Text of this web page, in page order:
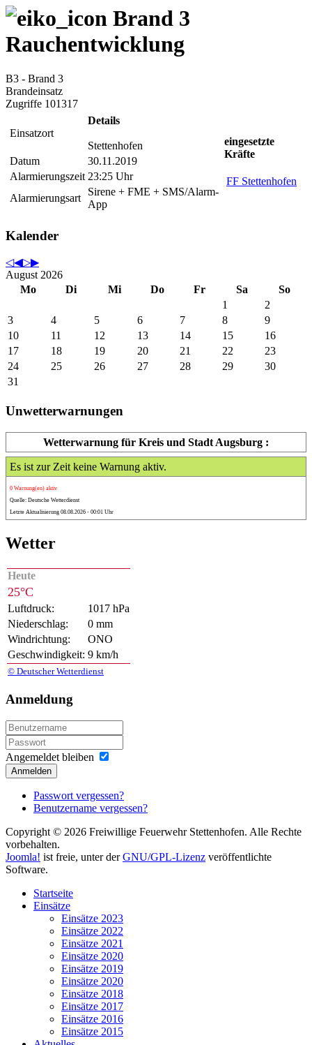
Brand 3
Rauchentwicklung
B3 - Brand 3
Brandeinsatz
Zugriffe 101317
Einsatzort
Details
Stettenhofen
Datum
30.11.2019
Alarmierungszeit 23:25 Uhr
Alarmierungsart
Sirene + FME + SMS/Alarm-
App
eingesetzte
Kräfte
FF Stettenhofen
Kalender
August 2026
Mo
Di Mi Do Fr Sa
So
1
2
3
4 5 6 7 8
9
10
11 12 13 14 15
16
17
18 19 20 21 22
23
24
25 26 27 28 29
30
31
Unwetterwarnungen
Wetterwarnung für Kreis und Stadt Augsburg :
Es ist zur Zeit keine Warnung aktiv.
0 Warnung(en) aktiv
Quelle: Deutsche Wetterdienst
Letzte Aktualisierung 08.08.2026 - 00:01 Uhr
Wetter
Heute
25°C
Luftdruck:
1017 hPa
Niederschlag:
0 mm
Windrichtung:
ONO
Geschwindigkeit: 9 km/h
© Deutscher Wetterdienst
Anmeldung
Angemeldet bleiben
Anmelden
Passwort vergessen?
Benutzername vergessen?
Copyright © 2026 Freiwillige Feuerwehr Stettenhofen. Alle Rechte
vorbehalten.
Joomla! ist freie, unter derGNU/GPL-Lizenz veröffentlichte
Software.
Startseite
Einsätze
Einsätze 2023
Einsätze 2022
Einsätze 2021
Einsätze 2020
Einsätze 2019
Einsätze 2020
Einsätze 2018
Einsätze 2017
Einsätze 2016
Einsätze 2015